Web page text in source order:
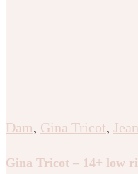
Dam, Gina Tricot,
Gina Tricot – 14+ low